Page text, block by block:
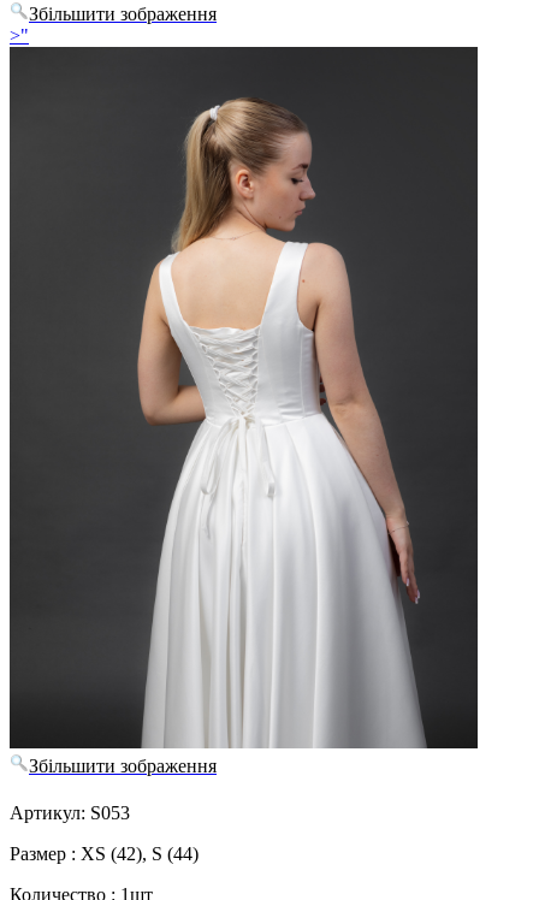
Збільшити зображення
>"
Збільшити зображення
Артикул: S053
Размер : XS (42), S (44)
Количество : 1шт